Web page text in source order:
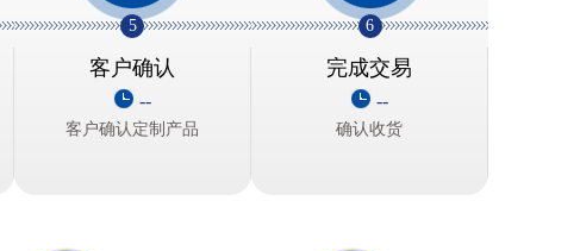
5
客户确认
--
客户确认定制产品
6
完成交易
--
确认收货